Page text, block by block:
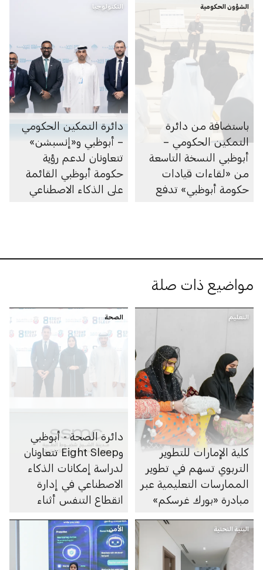
مجلس مدينة زايد
الشؤون الحكومية
باستضافة من دائرة
التمكين الحكومي –
أبوظبي النسخة التاسعة
من «لقاءات قيادات
حكومة أبوظبي» تدفع
التكنولوجيا
دائرة التمكين الحكومي
– أبوظبي و«إنسبشن»
تتعاونان لدعم رؤية
حكومة أبوظبي القائمة
على الذكاء الاصطناعي
مواضيع ذات صلة
التعليم
كلية الإمارات للتطوير
التربوي تسهم في تطوير
الممارسات التعليمية عبر
مبادرة «بورك غرسكم»
الصحة
دائرة الصحة - أبوظبي
وEight Sleep تتعاونان
لدراسة إمكانات الذكاء
الاصطناعي في إدارة
انقطاع التنفس أثناء
البنية التحتية الأمن